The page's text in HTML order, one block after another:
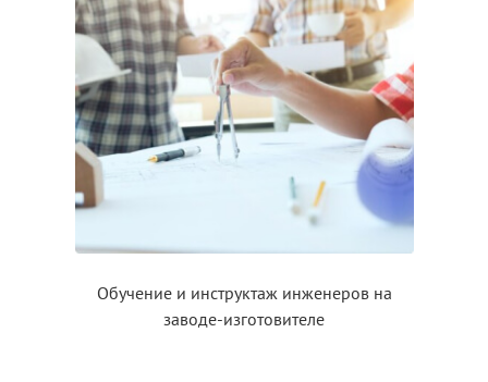
Обучение и инструктажинженеров на
заводе-изготовителе